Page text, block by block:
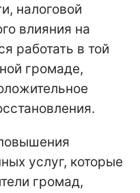
налоговой
влияния на
работать в той
громаде,
услуг, которые
громад,